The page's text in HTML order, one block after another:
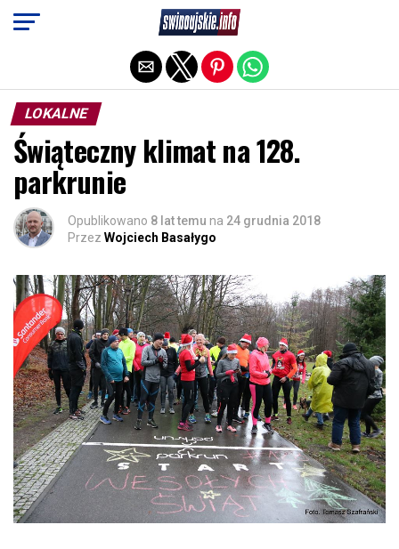
LOKALNE
Świąteczny klimat na 128.
parkrunie
Opublikowano 8 lat temu na 24 grudnia 2018
Przez Wojciech Basałygo
Exit mobile version